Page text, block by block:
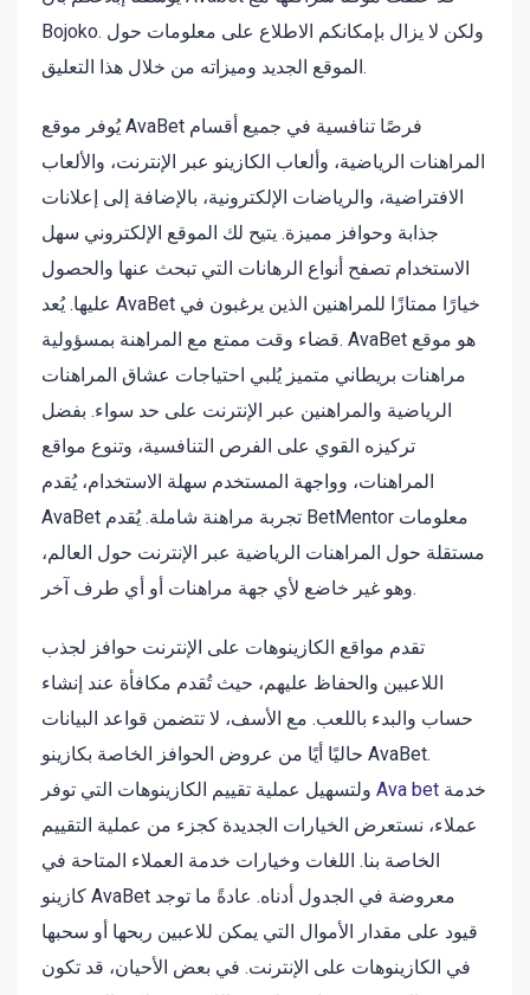
Bojoko. ولكن لا يزال بإمكانكم الاطلاع على معلومات حول
الموقع الجديد وميزاته من خلال هذا التعليق.
يُوفر موقع AvaBet فرصًا تنافسية في جميع أقسام
المراهنات الرياضية، وألعاب الكازينو عبر الإنترنت، والألعاب
الافتراضية، والرياضات الإلكترونية، بالإضافة إلى إعلانات
جذابة وحوافز مميزة. يتيح لك الموقع الإلكتروني سهل
الاستخدام تصفح أنواع الرهانات التي تبحث عنها والحصول
عليها. يُعد AvaBet خيارًا ممتازًا للمراهنين الذين يرغبون في
قضاء وقت ممتع مع المراهنة بمسؤولية. AvaBet هو موقع
مراهنات بريطاني متميز يُلبي احتياجات عشاق المراهنات
الرياضية والمراهنين عبر الإنترنت على حد سواء. بفضل
تركيزه القوي على الفرص التنافسية، وتنوع مواقع
المراهنات، وواجهة المستخدم سهلة الاستخدام، يُقدم
AvaBet تجربة مراهنة شاملة. يُقدم BetMentor معلومات
مستقلة حول المراهنات الرياضية عبر الإنترنت حول العالم،
وهو غير خاضع لأي جهة مراهنات أو أي طرف آخر.
تقدم مواقع الكازينوهات على الإنترنت حوافز لجذب
اللاعبين والحفاظ عليهم، حيث تُقدم مكافأة عند إنشاء
حساب والبدء باللعب. مع الأسف، لا تتضمن قواعد البيانات
حاليًا أيًا من عروض الحوافز الخاصة بكازينو AvaBet.
Ava bet
عملاء، نستعرض الخيارات الجديدة كجزء من عملية التقييم
الخاصة بنا. اللغات وخيارات خدمة العملاء المتاحة في
كازينو AvaBet معروضة في الجدول أدناه. عادةً ما توجد
قيود على مقدار الأموال التي يمكن للاعبين ربحها أو سحبها
في الكازينوهات على الإنترنت. في بعض الأحيان، قد تكون